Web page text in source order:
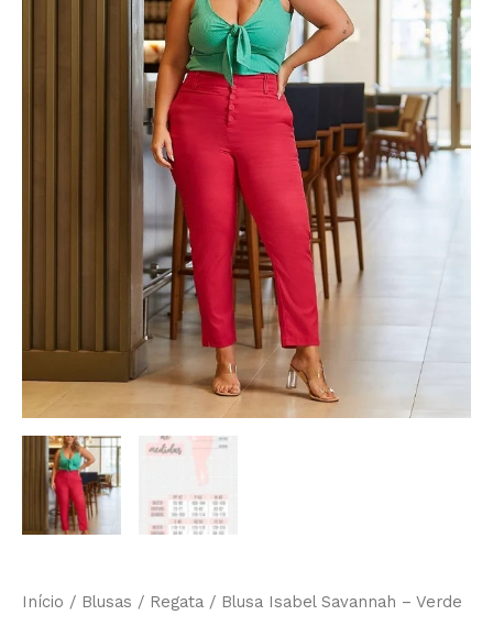
Início / Blusas / Regata / Blusa Isabel Savannah – Verde